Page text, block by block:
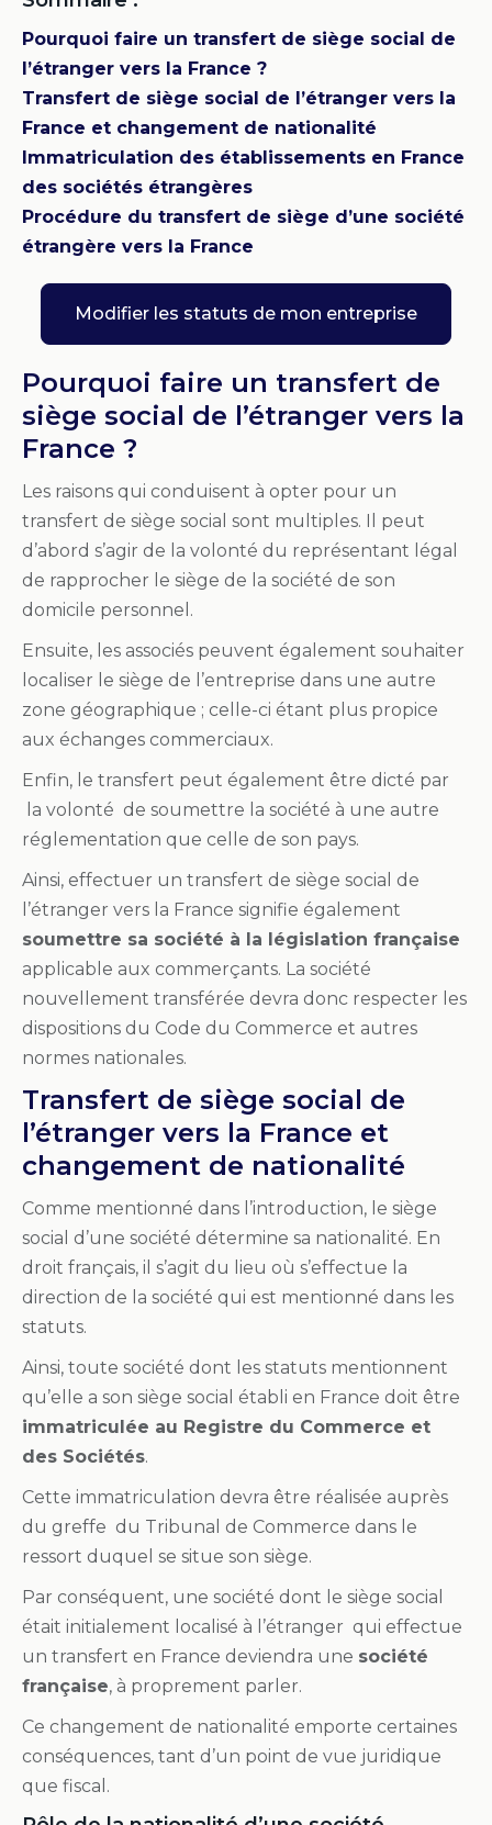
Pourquoi faire un transfert de siège social de
l’étranger vers la France ?
Transfert de siège social de l’étranger vers la
France et changement de nationalité
Immatriculation des établissements en France
des sociétés étrangères
Procédure du transfert de siège d’une société
étrangère vers la France
Modifier les statuts de mon entreprise
Pourquoi faire un transfert de
siège social de l’étranger vers la
France ?
Les raisons qui conduisent à opter pour un
transfert de siège social sont multiples. Il peut
d’abord s’agir de la volonté du représentant légal
de rapprocher le siège de la société de son
domicile personnel.
Ensuite, les associés peuvent également souhaiter
localiser le siège de l’entreprise dans une autre
zone géographique ; celle-ci étant plus propice
aux échanges commerciaux.
Enfin, le transfert peut également être dicté par
la volonté de soumettre la société à une autre
réglementation que celle de son pays.
Ainsi, effectuer un transfert de siège social de
l’étranger vers la France signifie également
soumettre sa société à la législation française
applicable aux commerçants. La société
nouvellement transférée devra donc respecter les
dispositions du Code du Commerce et autres
normes nationales.
Transfert de siège social de
l’étranger vers la France et
changement de nationalité
Comme mentionné dans l’introduction, le siège
social d’une société détermine sa nationalité. En
droit français, il s’agit du lieu où s’effectue la
direction de la société qui est mentionné dans les
statuts.
Ainsi, toute société dont les statuts mentionnent
qu’elle a son siège social établi en France doit être
immatriculée au Registre du Commerce et
des Sociétés.
Cette immatriculation devra être réalisée auprès
du greffe du Tribunal de Commerce dans le
ressort duquel se situe son siège.
Par conséquent, une société dont le siège social
était initialement localisé à l’étranger qui effectue
un transfert en France deviendra une société
française, à proprement parler.
Ce changement de nationalité emporte certaines
conséquences, tant d’un point de vue juridique
que fiscal.